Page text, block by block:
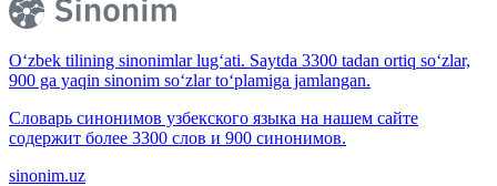
O‘zbek tilining sinonimlar lug‘ati. Saytda 3300 tadan ortiq so‘zlar,
900 ga yaqin sinonim so‘zlar to‘plamiga jamlangan.
Словарь синонимов узбекского языка на нашем сайте
содержит более 3300 слов и 900 синонимов.
sinonim.uz